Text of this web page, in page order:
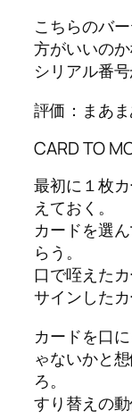
こちらのバ
方がいいのか
シリアル番
評価：まあ
CARD TO
最初に１枚
えておく。
カードを選
らう。
口で咥えた
サインしたカ
カードを口
ゃないかと
ろ。
すり替えの